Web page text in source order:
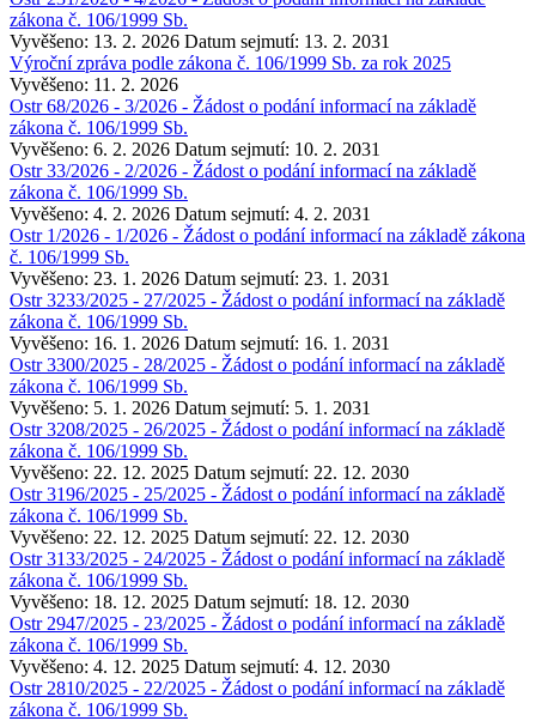
zákona č. 106/1999 Sb.
Vyvěšeno: 13. 2. 2026 Datum sejmutí: 13. 2. 2031
Výroční zpráva podle zákona č. 106/1999 Sb. za rok 2025
Vyvěšeno: 11. 2. 2026
Ostr 68/2026 - 3/2026 - Žádost o podání informací na základě
zákona č. 106/1999 Sb.
Vyvěšeno: 6. 2. 2026 Datum sejmutí: 10. 2. 2031
Ostr 33/2026 - 2/2026 - Žádost o podání informací na základě
zákona č. 106/1999 Sb.
Vyvěšeno: 4. 2. 2026 Datum sejmutí: 4. 2. 2031
Ostr 1/2026 - 1/2026 - Žádost o podání informací na základě zákona
č. 106/1999 Sb.
Vyvěšeno: 23. 1. 2026 Datum sejmutí: 23. 1. 2031
Ostr 3233/2025 - 27/2025 - Žádost o podání informací na základě
zákona č. 106/1999 Sb.
Vyvěšeno: 16. 1. 2026 Datum sejmutí: 16. 1. 2031
Ostr 3300/2025 - 28/2025 - Žádost o podání informací na základě
zákona č. 106/1999 Sb.
Vyvěšeno: 5. 1. 2026 Datum sejmutí: 5. 1. 2031
Ostr 3208/2025 - 26/2025 - Žádost o podání informací na základě
zákona č. 106/1999 Sb.
Vyvěšeno: 22. 12. 2025 Datum sejmutí: 22. 12. 2030
Ostr 3196/2025 - 25/2025 - Žádost o podání informací na základě
zákona č. 106/1999 Sb.
Vyvěšeno: 22. 12. 2025 Datum sejmutí: 22. 12. 2030
Ostr 3133/2025 - 24/2025 - Žádost o podání informací na základě
zákona č. 106/1999 Sb.
Vyvěšeno: 18. 12. 2025 Datum sejmutí: 18. 12. 2030
Ostr 2947/2025 - 23/2025 - Žádost o podání informací na základě
zákona č. 106/1999 Sb.
Vyvěšeno: 4. 12. 2025 Datum sejmutí: 4. 12. 2030
Ostr 2810/2025 - 22/2025 - Žádost o podání informací na základě
zákona č. 106/1999 Sb.